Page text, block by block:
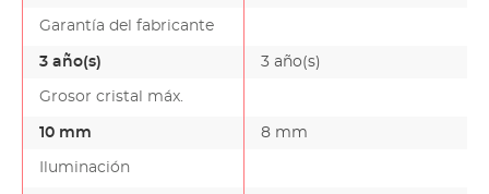
Garantía del fabricante
3 año(s) 3 año(s)
Grosor cristal máx.
10 mm 8 mm
Iluminación